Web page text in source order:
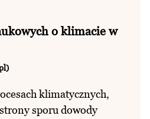
o klimacie w
klimatycznych,
sporu dowody